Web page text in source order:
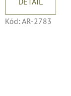
Kód: AR-2783